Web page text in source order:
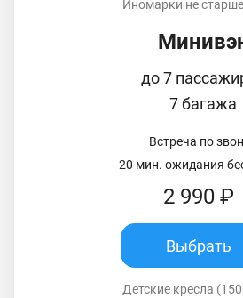
Иномарки не
до 7
7 багажа
Встреча по
20 мин. ожидания
2 990 ₽
Выбрать
Детские кресла